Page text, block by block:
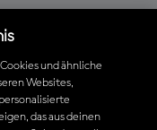
und ähnliche
Websites,
das aus deinen